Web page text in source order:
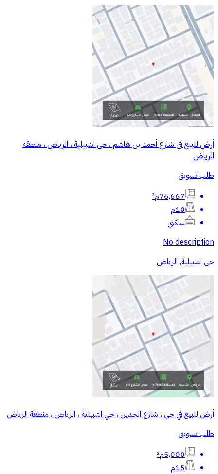
أرض للبيع في شارع أحمد بن هاشم ، حي اشبيلية ، الرياض ، منطقة
الرياض
طلب تسويق
76,667م²
10م
سكني
No description
حي اشبيلية, الرياض
أرض للبيع في حي ، شارع الجدين ، حي اشبيلية ، الرياض ، منطقة الرياض
طلب تسويق
5,000م²
15م